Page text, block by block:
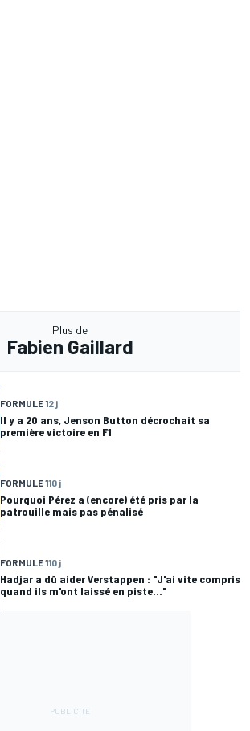
Plus de
Fabien Gaillard
FORMULE 12 j
Il y a 20 ans, Jenson Button décrochait sa
première victoire en F1
FORMULE 110 j
Pourquoi Pérez a (encore) été pris par la
patrouille mais pas pénalisé
FORMULE 110 j
Hadjar a dû aider Verstappen : "J'ai vite compris
quand ils m'ont laissé en piste..."